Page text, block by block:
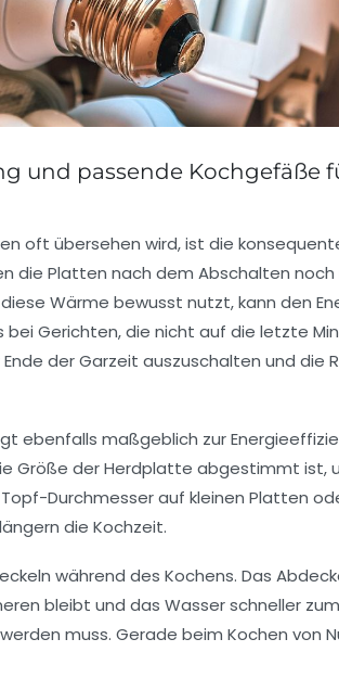
und passende Kochgefäße
oft übersehen wird, ist die
die Platten nach dem Abschalten
Wärme bewusst nutzt, kann den
bei Gerichten, die nicht auf die letzte
der Garzeit auszuschalten und die
ebenfalls maßgeblich zur
Größe der Herdplatte abgestimmt ist,
Durchmesser auf kleinen Platten
die Kochzeit.
während des Kochens. Das
bleibt und das Wasser schneller
muss. Gerade beim Kochen von